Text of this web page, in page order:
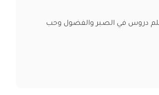
دروس في الصبر والفضول وحب